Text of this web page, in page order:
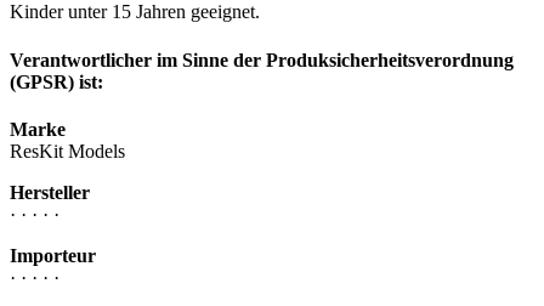
Kinder unter 15 Jahren geeignet.
Verantwortlicher im Sinne der Produksicherheitsverordnung
(GPSR) ist:
Marke
ResKit Models
Hersteller
· · · · ·
Importeur
· · · · ·